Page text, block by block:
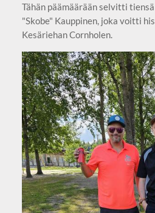
Tähän päämäärään selvitti
"Skobe" Kauppinen, joka voitti
Kesäriehan Cornholen.